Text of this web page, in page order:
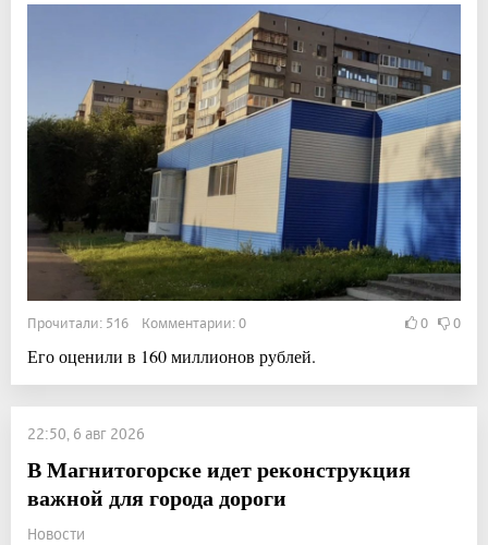
Прочитали: 516 Комментарии: 0 0 0
Его оценили в 160 миллионов рублей.
22:50, 6 авг 2026
В Магнитогорске идет реконструкция
важной для города дороги
Новости